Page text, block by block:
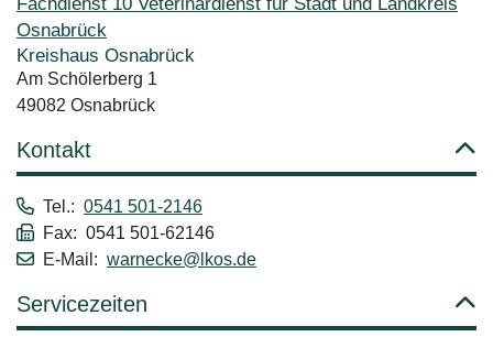
Osnabrück
Kreishaus Osnabrück
Am Schölerberg 1
49082 Osnabrück
Kontakt
Tel.: 0541 501-2146
Fax: 0541 501-62146
E-Mail: warnecke@lkos.de
Servicezeiten